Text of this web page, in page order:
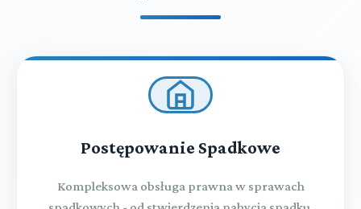
Postępowanie Spadkowe
Kompleksowa obsługa prawna w sprawach